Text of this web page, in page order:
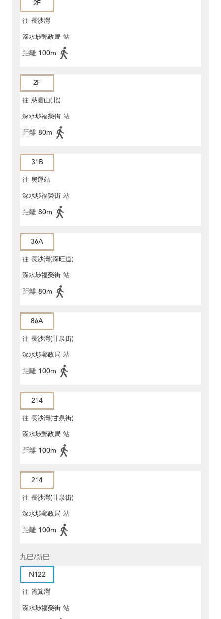
2F
往 長沙灣
深水埗郵政局 站
距離 100m
2F
往 慈雲山(北)
深水埗福榮街 站
距離 80m
31B
往 奧運站
深水埗福榮街 站
距離 80m
36A
往 長沙灣(深旺道)
深水埗福榮街 站
距離 80m
86A
往 長沙灣(甘泉街)
深水埗郵政局 站
距離 100m
214
往 長沙灣(甘泉街)
深水埗郵政局 站
距離 100m
214
往 長沙灣(甘泉街)
深水埗郵政局 站
距離 100m
九巴/新巴
N122
往 筲箕灣
深水埗福榮街 站